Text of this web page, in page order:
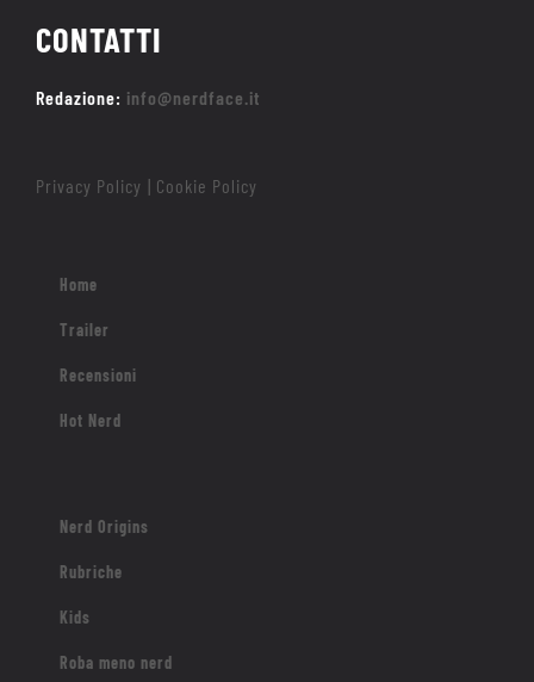
CONTATTI
Redazione: info@nerdface.it
Privacy Policy | Cookie Policy
Home
Trailer
Recensioni
Hot Nerd
Nerd Origins
Rubriche
Kids
Roba meno nerd